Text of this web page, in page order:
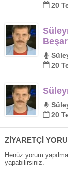
20
20
20
ZİYARETÇİ
Henüz yorum
yapabilirsiniz.